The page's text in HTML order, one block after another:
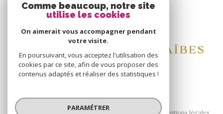
Nous adhérons
© 2026 | Tous droits réservés
Nos honoraires
Nos partenaires Mentions légales
Comme beaucoup, notre site
utilise les cookies
On aimerait vous accompagner pendant
votre visite.
En poursuivant, vous acceptez l'utilisation des
cookies par ce site, afin de vous proposer des
contenus adaptés et réaliser des statistiques !
PARAMÉTRER